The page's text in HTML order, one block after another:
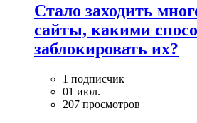
Стало заходить
сайты, какими
заблокировать их?
1 подписчик
01 июл.
207 просмотров